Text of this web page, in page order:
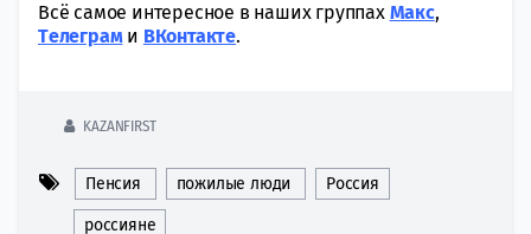
Всё самое интересное в наших группах Макс,
Tелеграми ВКонтакте.
KAZANFIRST
Пенсия пожилые люди Россия
россияне